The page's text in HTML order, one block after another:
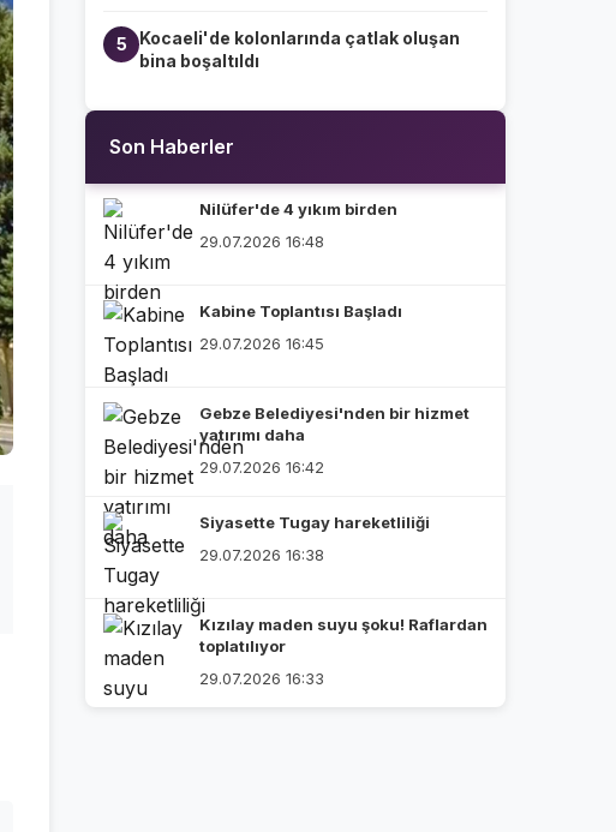
5
Kocaeli'de kolonlarında çatlak oluşan
bina boşaltıldı
Son Haberler
Nilüfer'de 4 yıkım birden
29.07.2026 16:48
Kabine Toplantısı Başladı
29.07.2026 16:45
Gebze Belediyesi'nden bir hizmet
yatırımı daha
29.07.2026 16:42
Siyasette Tugay hareketliliği
29.07.2026 16:38
Kızılay maden suyu şoku! Raflardan
toplatılıyor
29.07.2026 16:33